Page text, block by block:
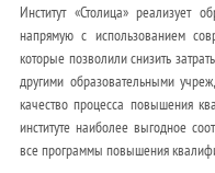
Институт «Столица» реализует
напрямую с использованием
которые позволили снизить
другими образовательными
качество процесса повышения
институте наиболее выгодное
все программы повышения